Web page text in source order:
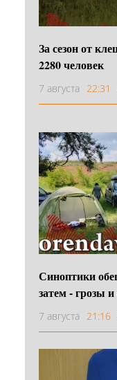
За сезон от
2280 человек
7 августа 22:31
Синоптики
затем - грозы
7 августа 21:16